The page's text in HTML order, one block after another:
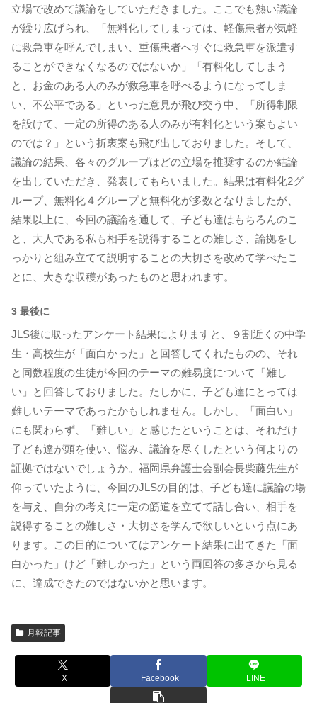
立場で改めて議論をしていただきました。ここでも熱い議論
が繰り広げられ、「無料化してしまっては、軽傷患者が気軽
に救急車を呼んでしまい、重傷患者へすぐに救急車を派遣す
ることができなくなるのではないか」「有料化してしまう
と、お金のある人のみが救急車を呼べるようになってしま
い、不公平である」といった意見が飛び交う中、「所得制限
を設けて、一定の所得のある人のみが有料化という案もよい
のでは？」という折衷案も飛び出しておりました。そして、
議論の結果、各々のグループはどの立場を推奨するのか結論
を出していただき、発表してもらいました。結果は有料化2グ
ループ、無料化４グループと無料化が多数となりましたが、
結果以上に、今回の議論を通して、子ども達はもちろんのこ
と、大人である私も相手を説得することの難しさ、論拠をし
っかりと組み立てて説明することの大切さを改めて学べたこ
とに、大きな収穫があったものと思われます。
3 最後に
JLS後に取ったアンケート結果によりますと、９割近くの中学
生・高校生が「面白かった」と回答してくれたものの、それ
と同数程度の生徒が今回のテーマの難易度について「難し
い」と回答しておりました。たしかに、子ども達にとっては
難しいテーマであったかもしれません。しかし、「面白い」
にも関わらず、「難しい」と感じたということは、それだけ
子ども達が頭を使い、悩み、議論を尽くしたという何よりの
証拠ではないでしょうか。福岡県弁護士会副会長柴藤先生が
仰っていたように、今回のJLSの目的は、子ども達に議論の場
を与え、自分の考えに一定の筋道を立てて話し合い、相手を
説得することの難しさ・大切さを学んで欲しいという点にあ
ります。この目的についてはアンケート結果に出てきた「面
白かった」けど「難しかった」という両回答の多さから見る
に、達成できたのではないかと思います。
月報記事
X Facebook LINE